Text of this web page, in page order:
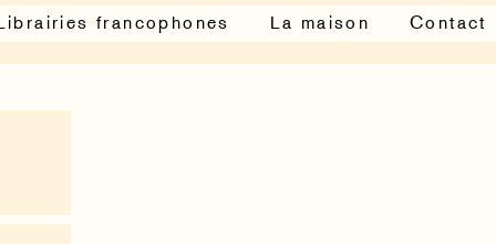
francophones La maison Contact